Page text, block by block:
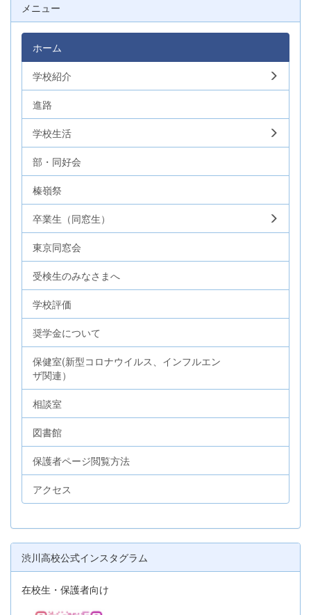
メニュー
ホーム
学校紹介
進路
学校生活
部・同好会
榛嶺祭
卒業生（同窓生）
東京同窓会
受検生のみなさまへ
学校評価
奨学金について
保健室(新型コロナウイルス、インフルエン
ザ関連）
相談室
図書館
保護者ページ閲覧方法
アクセス
渋川高校公式インスタグラム
在校生・保護者向け